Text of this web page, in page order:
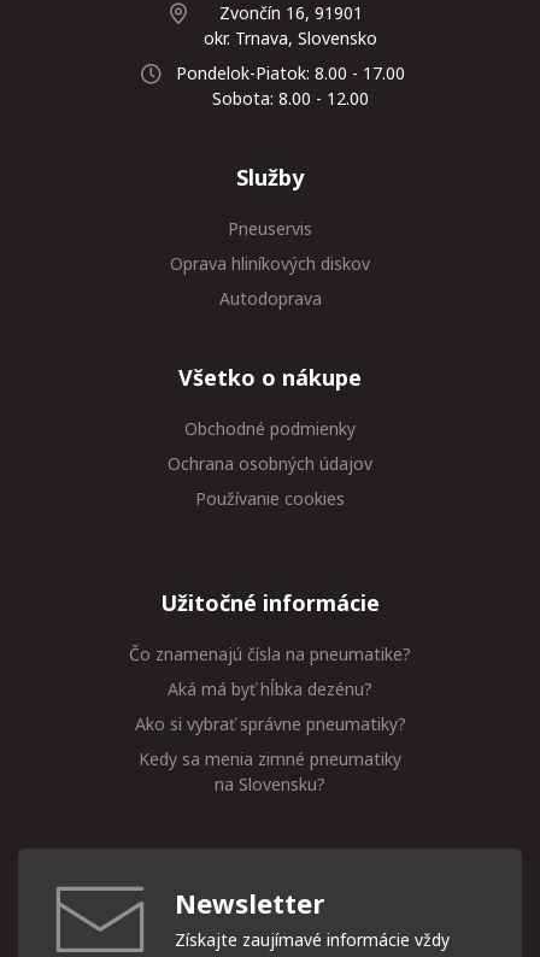
Zvončín 16, 91901
okr. Trnava, Slovensko
Pondelok-Piatok: 8.00 - 17.00
Sobota: 8.00 - 12.00
Služby
Pneuservis
Oprava hliníkových diskov
Autodoprava
Všetko o nákupe
Obchodné podmienky
Ochrana osobných údajov
Používanie cookies
Užitočné informácie
Čo znamenajú čísla na pneumatike?
Aká má byť hĺbka dezénu?
Ako si vybrať správne pneumatiky?
Kedy sa menia zimné pneumatiky
na Slovensku?
Newsletter
Získajte zaujímavé informácie vždy